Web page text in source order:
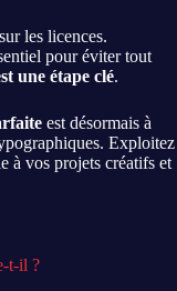
les licences.
pour éviter tout
une étape clé.
est désormais à
Exploitez
à vos projets créatifs et
t-il ?